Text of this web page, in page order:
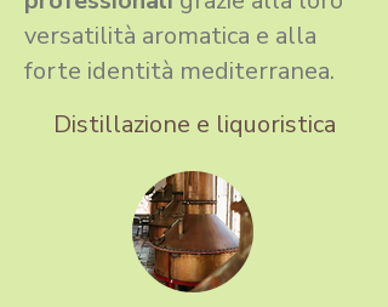
versatilità aromatica e alla
forte identità mediterranea.
Distillazione e liquoristica